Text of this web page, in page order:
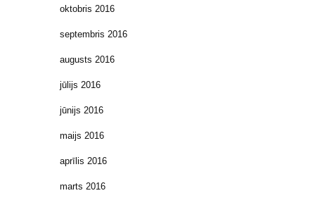
oktobris 2016
septembris 2016
augusts 2016
jūlijs 2016
jūnijs 2016
maijs 2016
aprīlis 2016
marts 2016